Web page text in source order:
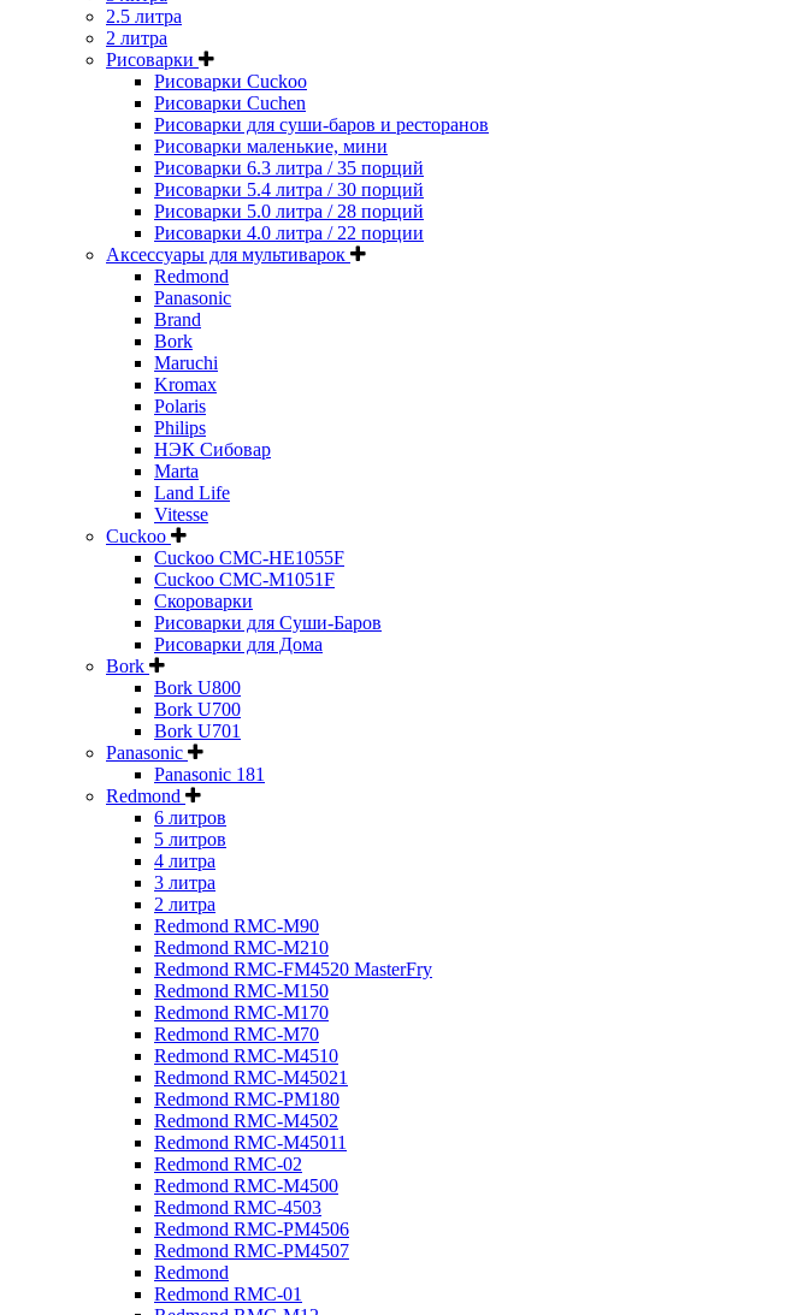
2.5 литра
2 литра
Рисоварки
Рисоварки Cuckoo
Рисоварки Cuchen
Рисоварки для суши-баров и ресторанов
Рисоварки маленькие, мини
Рисоварки 6.3 литра / 35 порций
Рисоварки 5.4 литра / 30 порций
Рисоварки 5.0 литра / 28 порций
Рисоварки 4.0 литра / 22 порции
Аксессуары для мультиварок
Redmond
Panasonic
Brand
Bork
Maruchi
Kromax
Polaris
Philips
НЭК Сибовар
Marta
Land Life
Vitesse
Cuckoo
Cuckoo CMC-HE1055F
Cuckoo CMC-M1051F
Скороварки
Рисоварки для Суши-Баров
Рисоварки для Дома
Bork
Bork U800
Bork U700
Bork U701
Panasonic
Panasonic 181
Redmond
6 литров
5 литров
4 литра
3 литра
2 литра
Redmond RMC-M90
Redmond RMC-M210
Redmond RMC-FM4520 MasterFry
Redmond RMC-M150
Redmond RMC-M170
Redmond RMC-M70
Redmond RMC-M4510
Redmond RMC-M45021
Redmond RMC-PM180
Redmond RMC-M4502
Redmond RMC-M45011
Redmond RMC-02
Redmond RMC-M4500
Redmond RMC-4503
Redmond RMC-PM4506
Redmond RMC-PM4507
Redmond
Redmond RMC-01